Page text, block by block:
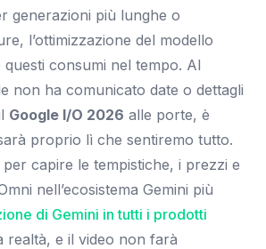
generazioni più lunghe o
l’ottimizzazione del modello
consumi nel tempo. Al
non ha comunicato date o dettagli
Google I/O 2026 alle porte, è
proprio lì che sentiremo tutto.
per capire le tempistiche, i prezzi e
nell’ecosistema Gemini più
di Gemini in tutti i prodotti
realtà, e il video non farà